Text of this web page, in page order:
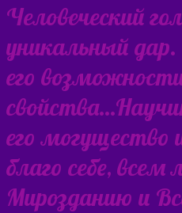
Человеческий
уникальный
его
его могущество
благо себе,
Мирозданию и